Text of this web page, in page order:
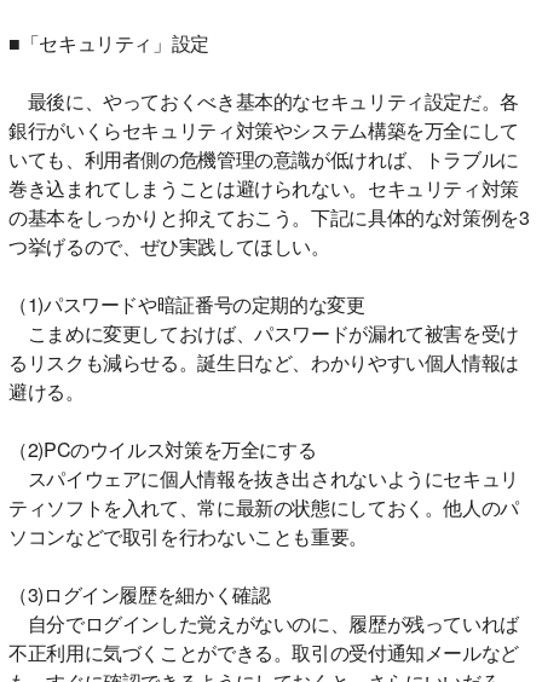
■「セキュリティ」設定
最後に、やっておくべき基本的なセキュリティ設定だ。各
銀行がいくらセキュリティ対策やシステム構築を万全にして
いても、利用者側の危機管理の意識が低ければ、トラブルに
巻き込まれてしまうことは避けられない。セキュリティ対策
の基本をしっかりと抑えておこう。下記に具体的な対策例を3
つ挙げるので、ぜひ実践してほしい。
（1)パスワードや暗証番号の定期的な変更
こまめに変更しておけば、パスワードが漏れて被害を受け
るリスクも減らせる。誕生日など、わかりやすい個人情報は
避ける。
（2)PCのウイルス対策を万全にする
スパイウェアに個人情報を抜き出されないようにセキュリ
ティソフトを入れて、常に最新の状態にしておく。他人のパ
ソコンなどで取引を行わないことも重要。
（3)ログイン履歴を細かく確認
自分でログインした覚えがないのに、履歴が残っていれば
不正利用に気づくことができる。取引の受付通知メールなど